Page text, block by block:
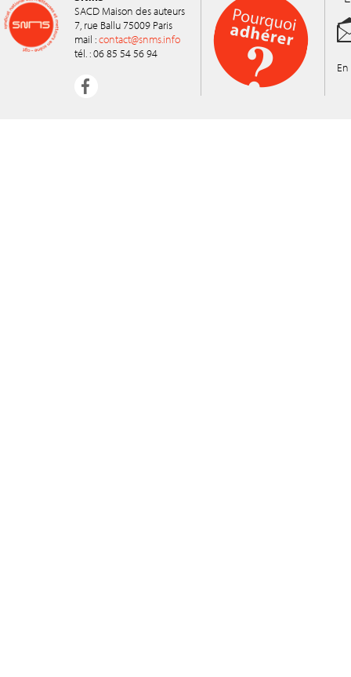
SACD Maison des auteurs
7, rue Ballu 75009 Paris
mail :contact@snms.info
tél. : 06 85 54 56 94